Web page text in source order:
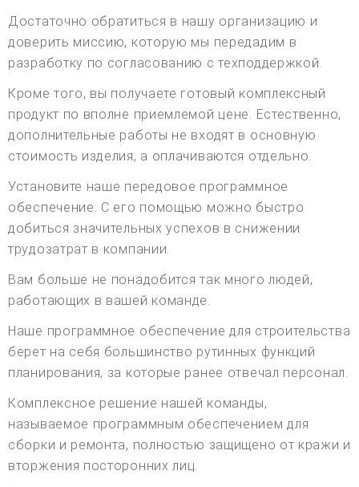
Достаточно обратиться в нашу организацию и
доверить миссию, которую мы передадим в
разработку по согласованию с техподдержкой.
Кроме того, вы получаете готовый комплексный
продукт по вполне приемлемой цене. Естественно,
дополнительные работы не входят в основную
стоимость изделия, а оплачиваются отдельно.
Установите наше передовое программное
обеспечение. С его помощью можно быстро
добиться значительных успехов в снижении
трудозатрат в компании.
Вам больше не понадобится так много людей,
работающих в вашей команде.
Наше программное обеспечение для строительства
берет на себя большинство рутинных функций
планирования, за которые ранее отвечал персонал.
Комплексное решение нашей команды,
называемое программным обеспечением для
сборки и ремонта, полностью защищено от кражи и
вторжения посторонних лиц.